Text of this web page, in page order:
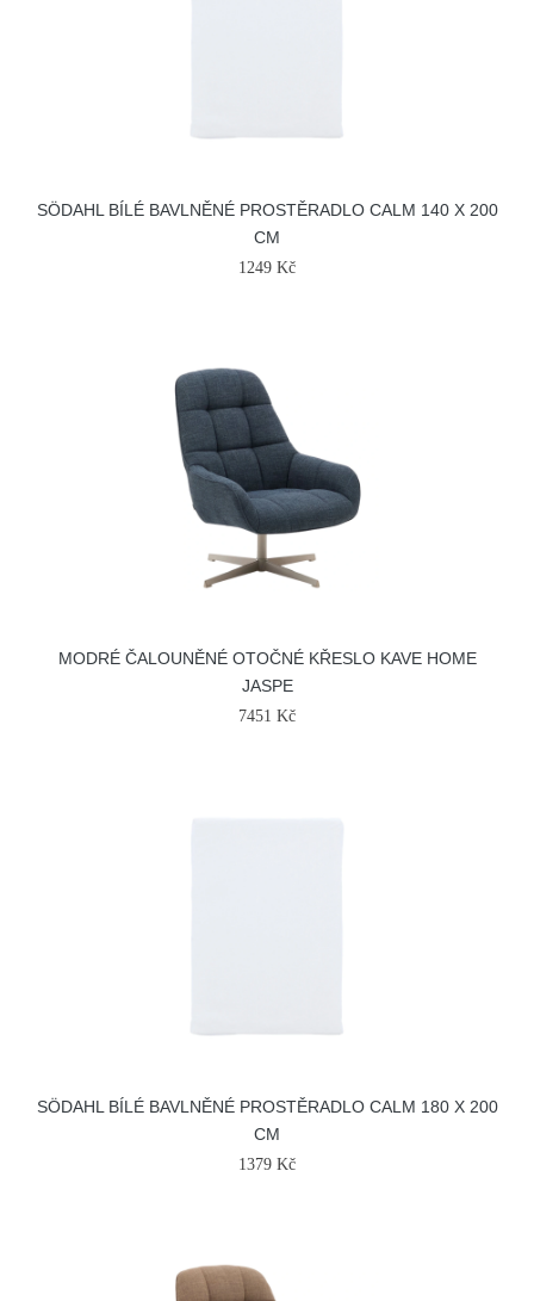
SÖDAHL BÍLÉ BAVLNĚNÉ PROSTĚRADLO CALM 140 X 200
CM
1249 Kč
MODRÉ ČALOUNĚNÉ OTOČNÉ KŘESLO KAVE HOME
JASPE
7451 Kč
SÖDAHL BÍLÉ BAVLNĚNÉ PROSTĚRADLO CALM 180 X 200
CM
1379 Kč